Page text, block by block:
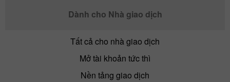
Dành cho Nhà giao dịch
Tất cả cho nhà giao dịch
Mở tài khoản tức thì
Nền tảng giao dịch